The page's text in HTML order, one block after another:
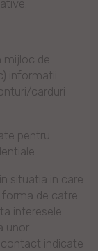
mijloc de
informatii
carduri
pentru
situatia in care
de catre
interesele
unor
indicate